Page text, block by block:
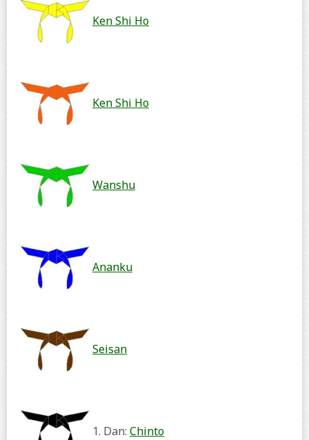
Ken Shi Ho
Ken Shi Ho
Wanshu
Ananku
Seisan
1. Dan: Chinto